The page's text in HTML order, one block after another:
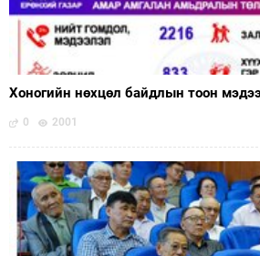
Хоногийн нөхцөл байдлын тоон
0 2001